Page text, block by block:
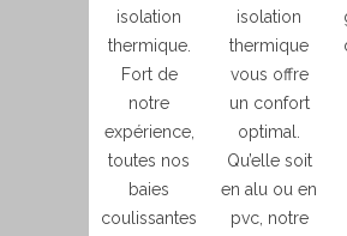
isolation
thermique.
Fort de
notre
expérience,
toutes nos
baies
coulissantes
isolation
thermique
vous offre
un confort
optimal.
Qu’elle soit
en alu ou en
pvc, notre